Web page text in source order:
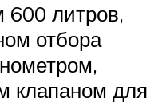
600 литров,
отбора
клапаном для